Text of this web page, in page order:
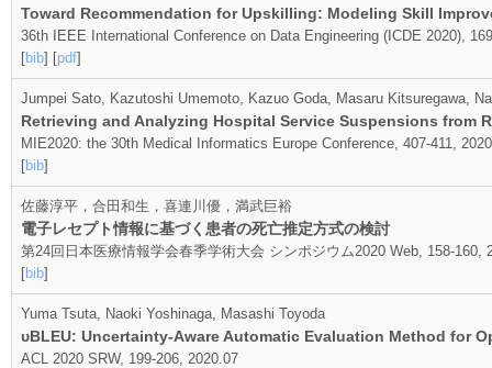
Toward Recommendation for Upskilling: Modeling Skill
36th IEEE International Conference on Data Engineering (ICDE 2020),
[bib] [pdf]
Jumpei Sato, Kazutoshi Umemoto, Kazuo Goda, Masaru Kitsuregawa,
Retrieving and Analyzing Hospital Service Suspensions from
MIE2020: the 30th Medical Informatics Europe Conference, 407-411,
[bib]
佐藤淳平，合田和生，喜連川優，満武巨裕
電子レセプト情報に基づく患者の死亡推定方式の検討
第24回日本医療情報学会春季学術大会 シンポジウム2020 Web, 158-160,
[bib]
Yuma Tsuta, Naoki Yoshinaga, Masashi Toyoda
υBLEU: Uncertainty-Aware Automatic Evaluation Method for
ACL 2020 SRW, 199-206, 2020.07